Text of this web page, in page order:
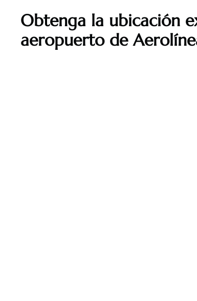
Obtenga la ubicación
aeropuerto de